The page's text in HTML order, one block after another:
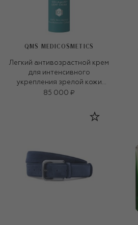
QMS MEDICOSMETICS
Легкий антивозрастной крем
для интенсивного
укрепления зрелой кожи
«3D-коллаген» (50ml)
85 000 ₽